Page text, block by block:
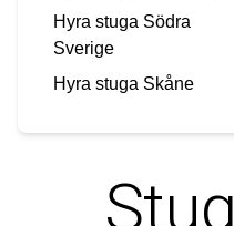
Hyra stuga Södra
Sverige
Hyra stuga Skåne